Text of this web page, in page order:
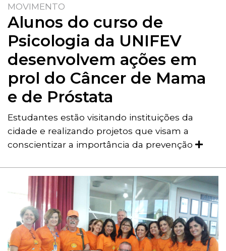
MOVIMENTO
Alunos do curso de
Psicologia da UNIFEV
desenvolvem ações em
prol do Câncer de Mama
e de Próstata
Estudantes estão visitando instituições da
cidade e realizando projetos que visam a
conscientizar a importância da prevenção